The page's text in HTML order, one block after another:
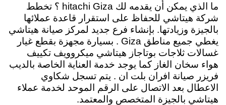
ما الذي يمكن أن يقدمه لك hitachi Giza ؟
تخطط
شركة هيتاشي للحفاظ على استقرار قاعدة عملائها
بالجيزة وزيادتها. بإنشاء فرع جديد لمركز صيانة هيتاشي
يغطي جميع مناطق Giza . بسيارة مجهزة بقطع غيار
غسالات ثلاجات بوتاجاز هيتاشي ميكروويف تكييف
هواء سخان الغاز كما يوجد خدمة العناية الخاصة بالديب
فريزر صيانة افران بلت ان . يتم تسجل شكاوي
الاعطال بعد الاتصال على الرقم الموحد لخدمة عملاء
هيتاشي بالجيزة المتخصص والمعتمد.